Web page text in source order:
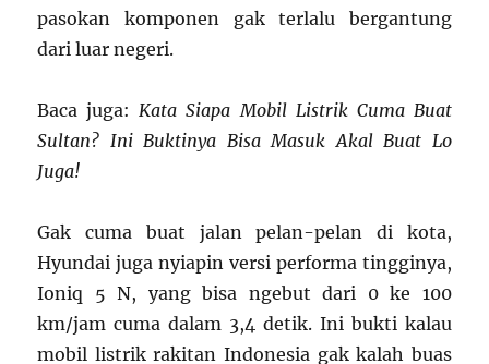
pasokan komponen gak terlalu bergantung
dari luar negeri.
Baca juga:Kata Siapa Mobil Listrik Cuma Buat
Sultan? Ini Buktinya Bisa Masuk Akal Buat Lo
Juga!
Gak cuma buat jalan pelan-pelan di kota,
Hyundai juga nyiapin versi performa tingginya,
Ioniq 5 N, yang bisa ngebut dari 0 ke 100
km/jam cuma dalam 3,4 detik. Ini bukti kalau
mobil listrik rakitan Indonesia gak kalah buas